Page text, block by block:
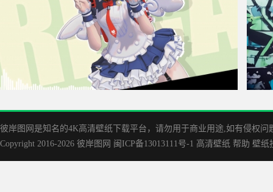
彼岸图网是知名的‌4K高清壁纸下载平台，请勿用于商业用途,如有侵权
Copyright 2016-2026 彼岸图网 闽ICP备13013111号-1 高清壁纸 帮助 壁纸